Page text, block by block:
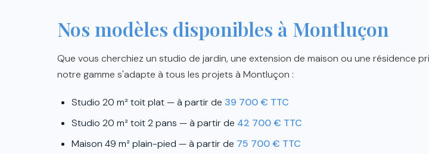
Nos modèles disponibles à Montluçon
Que vous cherchiez un studio de jardin, une extension de maison ou une résidence
notre gamme s'adapte à tous les projets à Montluçon :
Studio 20 m² toit plat — à partir de 39 700 € TTC
Studio 20 m² toit 2 pans — à partir de 42 700 € TTC
Maison 49 m² plain-pied — à partir de 75 700 € TTC